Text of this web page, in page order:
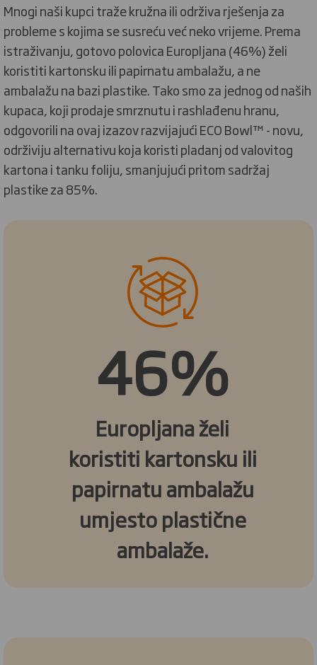
Mnogi naši kupci traže kružna ili održiva rješenja za
probleme s kojima se susreću već neko vrijeme. Prema
istraživanju, gotovo polovica Europljana (46%) želi
koristiti kartonsku ili papirnatu ambalažu, a ne
ambalažu na bazi plastike. Tako smo za jednog od naših
kupaca, koji prodaje smrznutu i rashlađenu hranu,
odgovorili na ovaj izazov razvijajući ECO Bowl™ - novu,
održiviju alternativu koja koristi pladanj od valovitog
kartona i tanku foliju, smanjujući pritom sadržaj
plastike za 85%.
46%
Europljana želi
koristiti kartonsku ili
papirnatu ambalažu
umjesto plastične
ambalaže.